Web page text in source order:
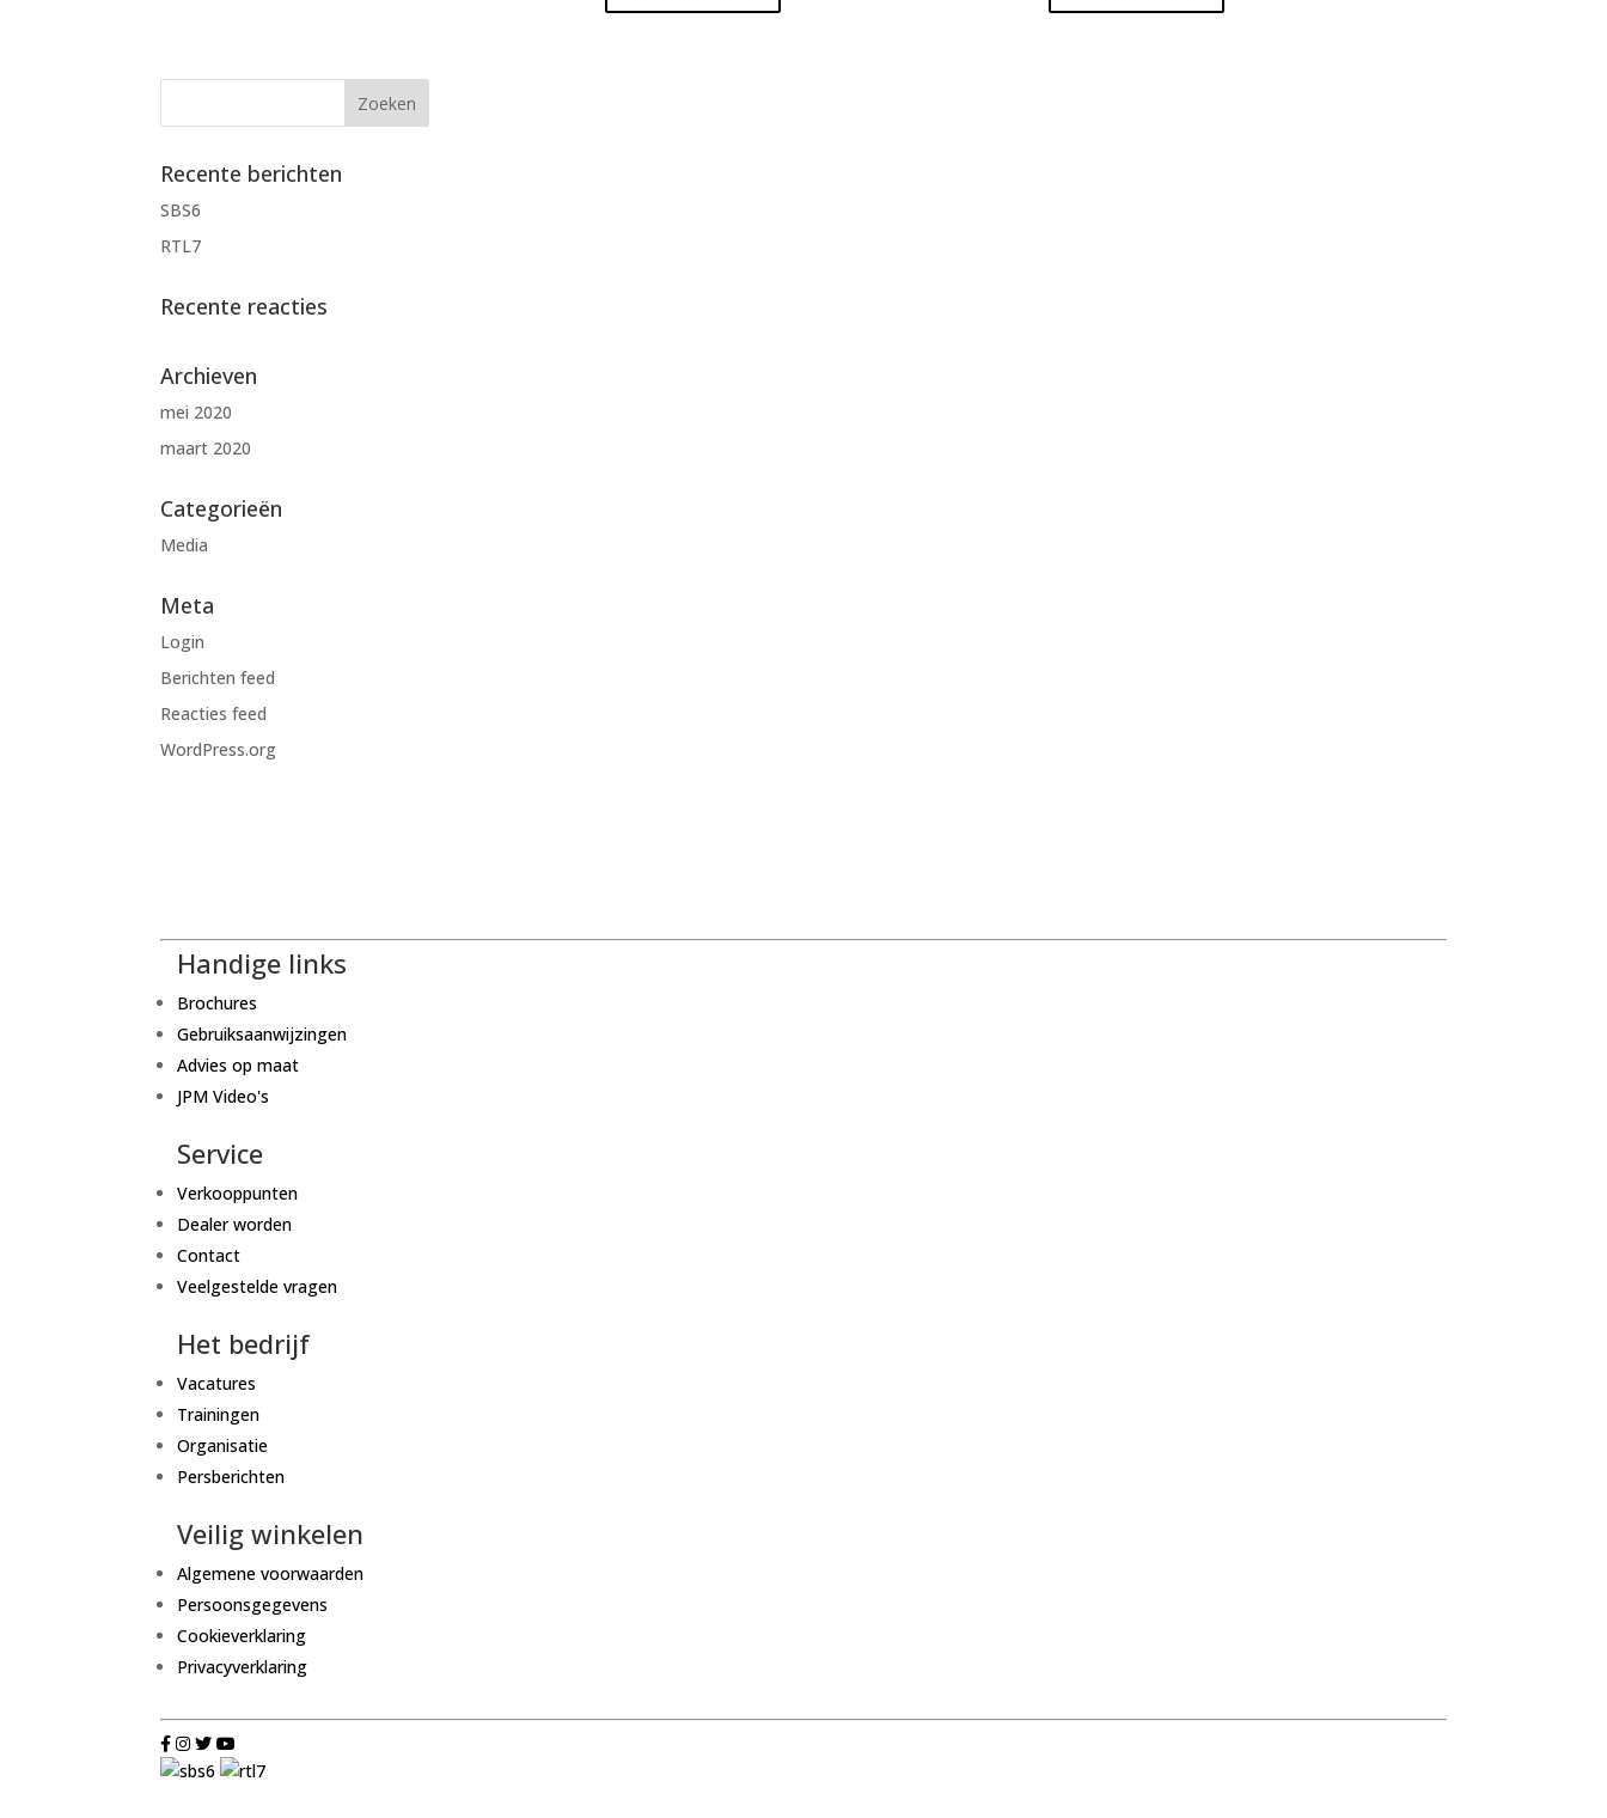
Recente berichten
SBS6
RTL7
Recente reacties
Archieven
mei 2020
maart 2020
Categorieën
Media
Meta
Login
Berichten feed
Reacties feed
WordPress.org
Handige links
Brochures
Gebruiksaanwijzingen
Advies op maat
JPM Video's
Service
Verkooppunten
Dealer worden
Contact
Veelgestelde vragen
Het bedrijf
Vacatures
Trainingen
Organisatie
Persberichten
Veilig winkelen
Algemene voorwaarden
Persoonsgegevens
Cookieverklaring
Privacyverklaring